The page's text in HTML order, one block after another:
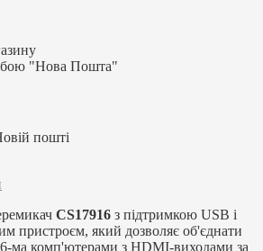
"Нова Пошта"
пошті
CS17916 з підтримкою USB і
пристроєм, який дозволяє об'єднати
ма комп'ютерами з HDMI-виходами за